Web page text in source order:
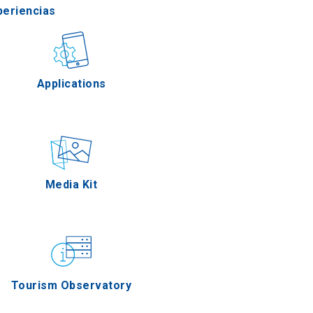
Applications
Media Kit
Tourism Observatory